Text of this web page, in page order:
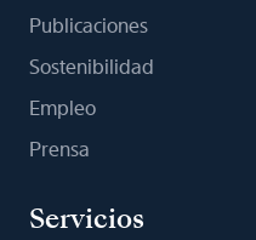
Publicaciones
Sostenibilidad
Empleo
Prensa
Servicios